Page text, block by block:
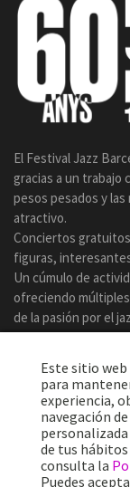
El Festival Jazz
gracias a un trabajo
pesos pesados y
atractivo.
Conciertos
figuras,
Un cúmulo de
ofreciendo
de la pasión por el
Este sitio
para
experiencia,
navegación
de tus
consulta la
Puedes